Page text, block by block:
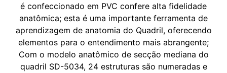
é confeccionado em PVC confere alta fidelidade
anatômica; esta é uma importante ferramenta de
aprendizagem de anatomia do Quadril, oferecendo
elementos para o entendimento mais abrangente;
Com o modelo anatômico de secção mediana do
quadril SD-5034, 24 estruturas são numeradas e